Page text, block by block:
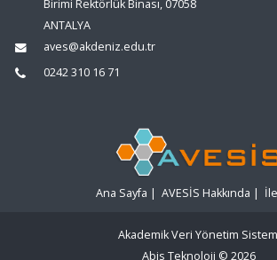
Birimi Rektörlük Binası, 07058
ANTALYA
aves@akdeniz.edu.tr
0242 310 16 71
Ana Sayfa | AVESİS Hakkında |
Akademik Veri Yönetim
Abis Teknoloji © 2026